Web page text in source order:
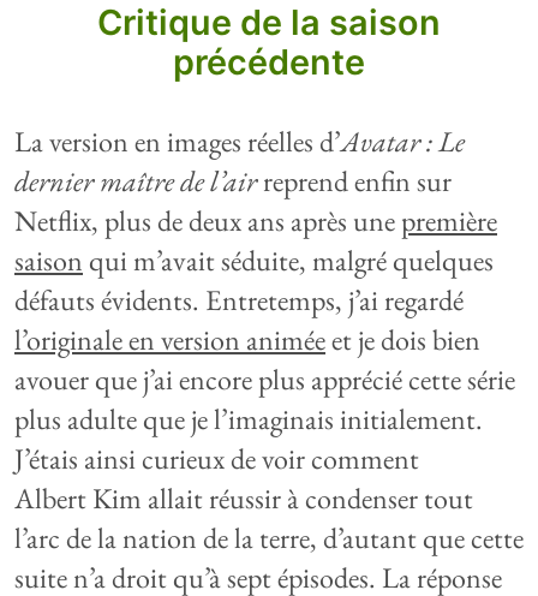
Critique de la saison
précédente
La version en images réelles d’Avatar : Le
dernier maître de l’airreprend enfin sur
Netflix, plus de deux ans après unepremière
saison qui m’avait séduite, malgré quelques
défauts évidents. Entretemps, j’ai regardé
l’originale en version animéeet je dois bien
avouer que j’ai encore plus apprécié cette série
plus adulte que je l’imaginais initialement.
J’étais ainsi curieux de voir comment
Albert Kim allait réussir à condenser tout
l’arc de la nation de la terre, d’autant que cette
suite n’a droit qu’à sept épisodes. La réponse